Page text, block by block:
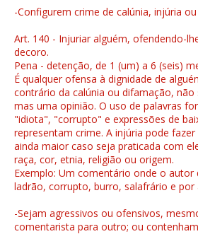
-Configurem crime de calúnia, injúria
Art. 140 - Injuriar alguém, ofendendo-
decoro.
Pena - detenção, de 1 (um) a 6 (seis)
É qualquer ofensa à dignidade de
contrário da calúnia ou difamação,
mas uma opinião. O uso de palavras
"idiota", "corrupto" e expressões de
representam crime. A injúria pode
ainda maior caso seja praticada com
raça, cor, etnia, religião ou origem.
Exemplo: Um comentário onde o autor
ladrão, corrupto, burro, salafrário e por
-Sejam agressivos ou ofensivos,
comentarista para outro; ou